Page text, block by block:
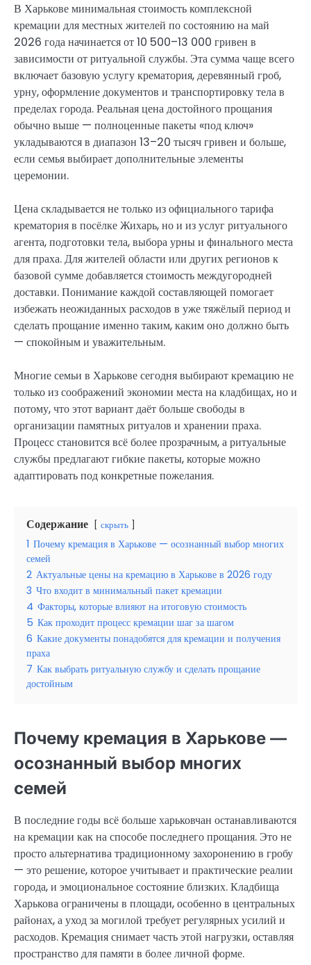
В Харькове минимальная стоимость комплексной
кремации для местных жителей по состоянию на май
2026 года начинается от 10 500–13 000 гривен в
зависимости от ритуальной службы. Эта сумма чаще всего
включает базовую услугу крематория, деревянный гроб,
урну, оформление документов и транспортировку тела в
пределах города. Реальная цена достойного прощания
обычно выше — полноценные пакеты «под ключ»
укладываются в диапазон 13–20 тысяч гривен и больше,
если семья выбирает дополнительные элементы
церемонии.
Цена складывается не только из официального тарифа
крематория в посёлке Жихарь, но и из услуг ритуального
агента, подготовки тела, выбора урны и финального места
для праха. Для жителей области или других регионов к
базовой сумме добавляется стоимость междугородней
доставки. Понимание каждой составляющей помогает
избежать неожиданных расходов в уже тяжёлый период и
сделать прощание именно таким, каким оно должно быть
— спокойным и уважительным.
Многие семьи в Харькове сегодня выбирают кремацию не
только из соображений экономии места на кладбищах, но и
потому, что этот вариант даёт больше свободы в
организации памятных ритуалов и хранении праха.
Процесс становится всё более прозрачным, а ритуальные
службы предлагают гибкие пакеты, которые можно
адаптировать под конкретные пожелания.
Содержание скрыть
1 Почему кремация в Харькове — осознанный выбор многих
семей
2 Актуальные цены на кремацию в Харькове в 2026 году
3 Что входит в минимальный пакет кремации
4 Факторы, которые влияют на итоговую стоимость
5 Как проходит процесс кремации шаг за шагом
6 Какие документы понадобятся для кремации и получения
праха
7 Как выбрать ритуальную службу и сделать прощание
достойным
Почему кремация в Харькове —
осознанный выбор многих
семей
В последние годы всё больше харьковчан останавливаются
на кремации как на способе последнего прощания. Это не
просто альтернатива традиционному захоронению в гробу
— это решение, которое учитывает и практические реалии
города, и эмоциональное состояние близких. Кладбища
Харькова ограничены в площади, особенно в центральных
районах, а уход за могилой требует регулярных усилий и
расходов. Кремация снимает часть этой нагрузки, оставляя
пространство для памяти в более личной форме.